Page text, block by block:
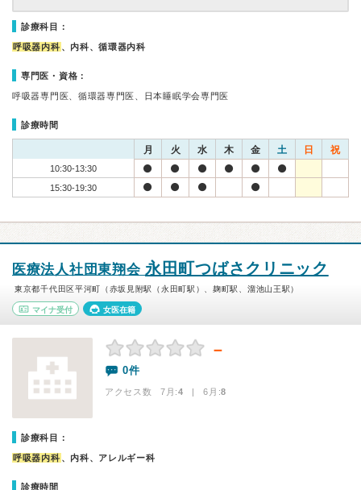
診療科目：
呼吸器内科 、内科、循環器内科
専門医・資格：
呼吸器専門医、循環器専門医、日本睡眠学会専門医
診療時間
月 火 水 木 金 土 日 祝
10:30-13:30
15:30-19:30
医療法人社団東翔会 永田町つばさクリニック
東京都千代田区平河町（赤坂見附駅（永田町駅）、麹町駅、溜池山王駅）
マイナ受付 女医在籍
－
0件
アクセス数 7月:4 | 6月:8
診療科目：
呼吸器内科 、内科、アレルギー科
診療時間